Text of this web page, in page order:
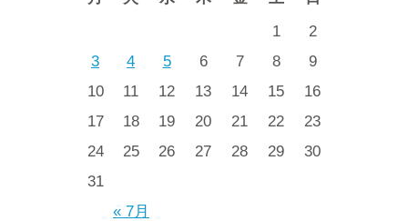
« 7月
1
2
3
4 5 6 7 8
9
10
11 12 13 14 15
16
17
18 19 20 21 22
23
24
25 26 27 28 29
30
31